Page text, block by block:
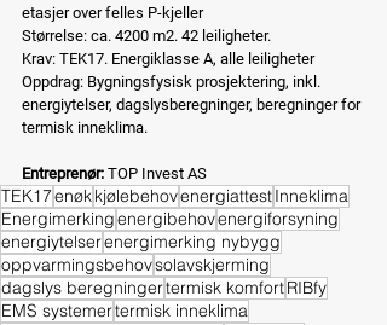
etasjer over felles P-kjeller
Størrelse: ca. 4200 m2. 42 leiligheter.
Krav: TEK17. Energiklasse A, alle leiligheter
Oppdrag: Bygningsfysisk prosjektering, inkl.
energiytelser, dagslysberegninger, beregninger for
termisk inneklima.
Entreprenør: TOP Invest AS
TEK17enøkkjølebehovenergiattestInneklima
Energimerkingenergibehovenergiforsyning
energiytelserenergimerking nybygg
oppvarmingsbehovsolavskjerming
dagslys beregningertermisk komfortRIBfy
EMS systemertermisk inneklima